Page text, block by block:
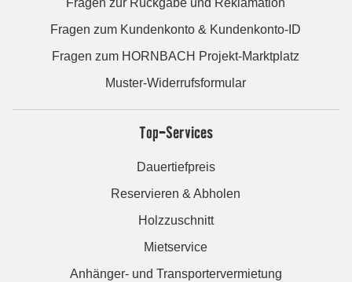
Fragen zur Rückgabe und Reklamation
Fragen zum Kundenkonto & Kundenkonto-ID
Fragen zum HORNBACH Projekt-Marktplatz
Muster-Widerrufsformular
Top-Services
Dauertiefpreis
Reservieren & Abholen
Holzzuschnitt
Mietservice
Anhänger- und Transportervermietung